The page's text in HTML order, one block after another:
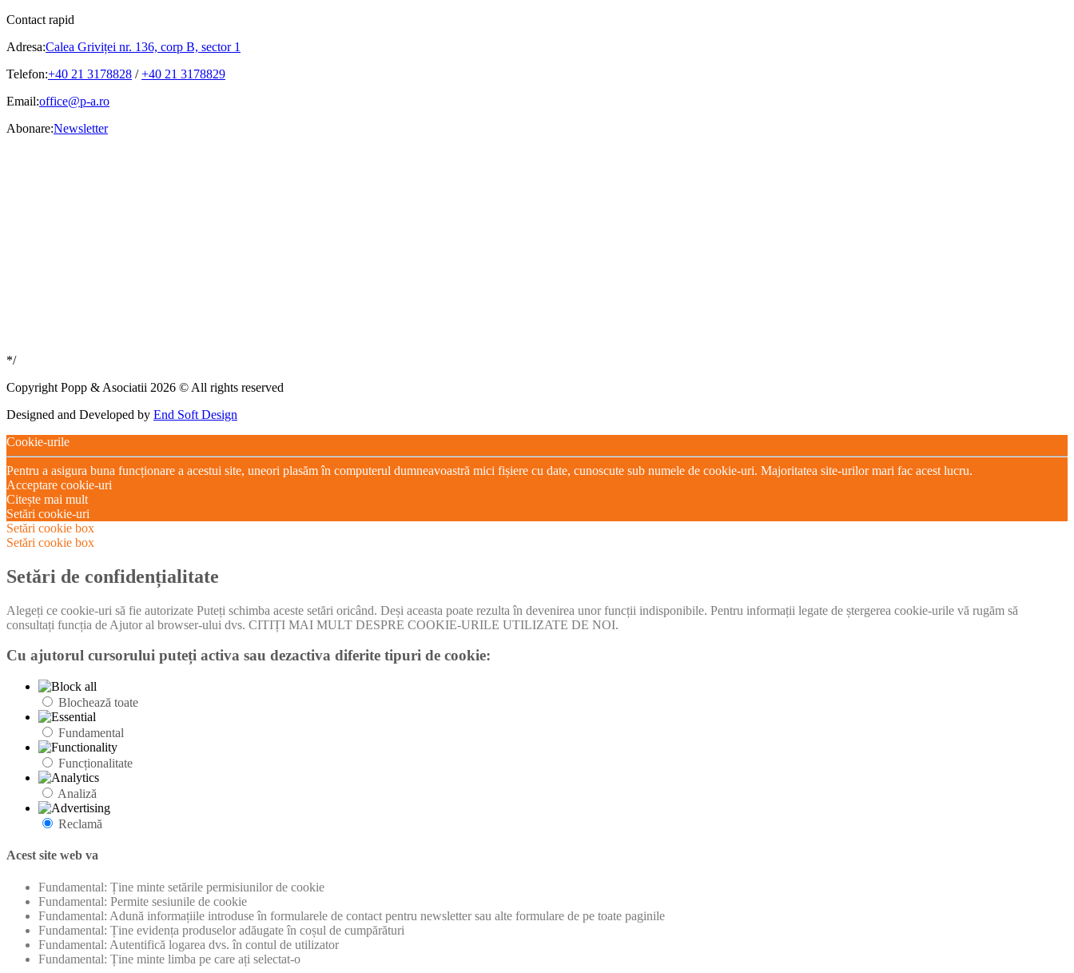
Contact rapid
Adresa:Calea Griviței nr. 136, corp B, sector 1
Telefon:+40 21 3178828 /+40 21 3178829
Email:office@p-a.ro
Abonare:Newsletter
*/
Copyright Popp & Asociatii 2026 © All rights reserved
Designed and Developed by End Soft Design
Cookie-urile
Pentru a asigura buna funcționare a acestui site, uneori plasăm în computerul dumneavoastră mici fișiere cu date, cunoscute sub numele de cookie-uri. Majoritatea site-urilor mari fac acest lucru.
Acceptare cookie-uri
Citește mai mult
Setări cookie-uri
Setări cookie box
Setări cookie box
Setări de confidențialitate
Alegeți ce cookie-uri să fie autorizate Puteți schimba aceste setări oricând. Deși aceasta poate rezulta în devenirea unor funcții indisponibile. Pentru informații legate de ștergerea cookie-urile vă rugăm să
consultați funcția de Ajutor al browser-ului dvs. CITIȚI MAI MULT DESPRE COOKIE-URILE UTILIZATE DE NOI.
Cu ajutorul cursorului puteți activa sau dezactiva diferite tipuri de cookie:
Blochează toate
Fundamental
Funcționalitate
Analiză
Reclamă
Acest site web va
Fundamental: Ține minte setările permisiunilor de cookie
Fundamental: Permite sesiunile de cookie
Fundamental: Adună informațiile introduse în formularele de contact pentru newsletter sau alte formulare de pe toate paginile
Fundamental: Ține evidența produselor adăugate în coșul de cumpărături
Fundamental: Autentifică logarea dvs. în contul de utilizator
Fundamental: Ține minte limba pe care ați selectat-o